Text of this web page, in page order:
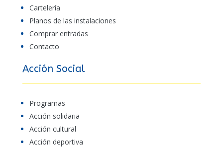
Cartelería
Planos de las instalaciones
Comprar entradas
Contacto
Acción Social
Programas
Acción solidaria
Acción cultural
Acción deportiva